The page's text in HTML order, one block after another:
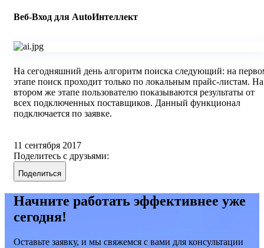
Веб-Вход для AutoИнтеллект
На сегодняшний день алгоритм поиска следующий: на
этапе поиск проходит только по локальным прайс-листам. На
втором же этапе пользователю показываются результаты от
всех подключенных поставщиков. Данный функционал
подключается по заявке.
11 сентября 2017
Поделитесь с друзьями:
Поделиться
Начните работать эффективнее уже
сегодня!
Оставьте заявку, и мы свяжемся с вами для консультации